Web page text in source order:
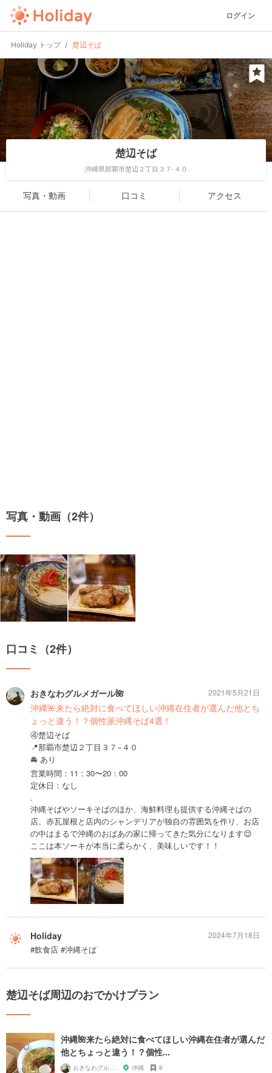
ログイン
Holiday トップ 楚辺そば
楚辺そば
沖縄県那覇市楚辺２丁目３７-４０
写真・動画 口コミ アクセス
写真・動画（2件）
口コミ（2件）
おきなわグルメガール🌺
沖縄🌺来たら絶対に食べてほしい沖縄在住者が選んだ他とち
ょっと違う！？個性派沖縄そば4選！
④楚辺そば
📍那覇市楚辺２丁目３７−４０
🚘 あり
営業時間：11：30〜20：00
定休日：なし
.
沖縄そばやソーキそばのほか、海鮮料理も提供する沖縄そばの
店。赤瓦屋根と店内のシャンデリアが独自の雰囲気を作り、お店
の中はまるで沖縄のおばあの家に帰ってきた気分になります😌
ここは本ソーキが本当に柔らかく、美味しいです！！
2021年5月21日
Holiday
#飲食店 #沖縄そば
2024年7月18日
楚辺そば周辺のおでかけプラン
沖縄🌺来たら絶対に食べてほしい沖縄在住者が選んだ
他とちょっと違う！？個性...
おきなわグルメガール🌺 沖縄 8